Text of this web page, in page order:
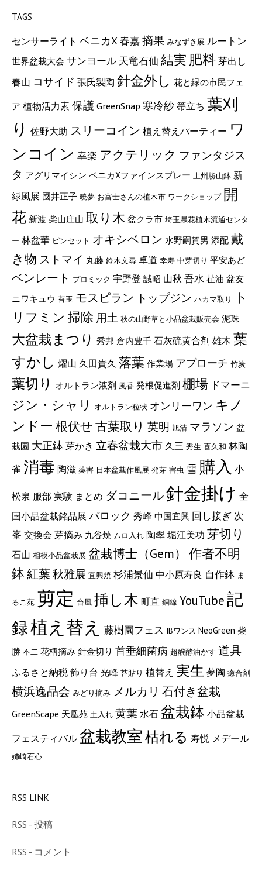
TAGS
センサーライト ベニカX春嘉摘果 みなずき展 ルートン
世界盆栽大会 サンヨール 天竜石仙 結実 肥料 芽出し
春山 コサイド 張氏製陶 針金外し 花と緑の市民フェ
ア 植物活力素保護 GreenSnap 寒冷紗 箒立ち 葉刈
り 佐野大助 スリーコイン 植え替えパーティー ワ
ンコイン 幸楽 アクテリック ファンタジス
タ アグリマイシン ベニカXファインスプレー 上州勝山鉢 新
緑風展 國井正子 暁夢 お富士さんの植木市 ワークショップ 開
花 新渡 柴山庄山 取り木 盆クラ市 埼玉県花植木流通センタ
ー 林盆華 ピンセット オキシベロン 水野嗣賀男 添配 戴
き物 ストマイ 丸藤 鈴木文尋 卓道 幸寿 中芽切り 平安あど
ベンレート プロミック 宇野登 誠昭 山秋 吾水 荏油 盆友
ニワキュウ 苔玉 モスピラン トップジン ハカマ取り
ト
リフミン 掃除 用土 秋の山野草と小品盆栽販売会 泥珠
大盆栽まつり 秀邦 倉内豊千 石灰硫黄合剤 雄木 葉
すかし 燿山 久田貴久 落葉 作業場 アプローチ 竹炭
葉切り オルトラン液剤 風香 発根促進剤 棚場 ドマーニ
ジン・シャリ オルトラン粒状 オンリーワン キノ
ンドー 根伏せ 古葉取り 英明 旭清 マラソン 盆
栽園 大正鉢 芽かき 立春盆栽大市 久三 秀生 喜久和 林陶
雀 消毒 陶滋 薬害 日本盆栽作風展 発芽 害虫 雪 購入 小
松泉 服部 実験 まとめ ダコニール針金掛け 全
国小品盆栽銘品展 バロック 秀峰 中国宜興 回し接ぎ 次
峯 交換会 芽摘み 九谷焼 ムロ入れ 陶翠 堀江美功 芽切り
石山 相模小品盆栽展 盆栽博士（Gem）
作者不明
鉢紅葉秋雅展 宜興焼 杉浦景仙 中小原寿良 自作鉢 ま
るこ苑 剪定 台風 挿し木 町直 銅線 YouTube記
録植え替え 藤樹園フェス IBワンス NeoGreen 柴
勝 不二 花柄摘み 針金切り 首垂細菌病 超醗酵油かす 道具
ふるさと納税 飾り台 光峰 苔貼り 植替え 実生 夢陶 癒合剤
横浜逸品会 みどり摘み メルカリ 石付き盆栽
GreenScape 天凰苑 土入れ 黄葉 水石 盆栽鉢 小品盆栽
フェスティバル盆栽教室枯れる 寿悦 メデール
姉崎石心
RSS LINK
RSS - 投稿
RSS - コメント